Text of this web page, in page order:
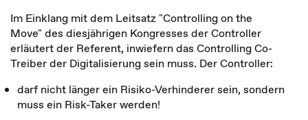
Im Einklang mit dem Leitsatz "Controlling on the
Move" des diesjährigen Kongresses der Controller
erläutert der Referent, inwiefern das Controlling Co-
Treiber der Digitalisierung sein muss. Der Controller:
darf nicht länger ein Risiko-Verhinderer sein, sondern
muss ein Risk-Taker werden!